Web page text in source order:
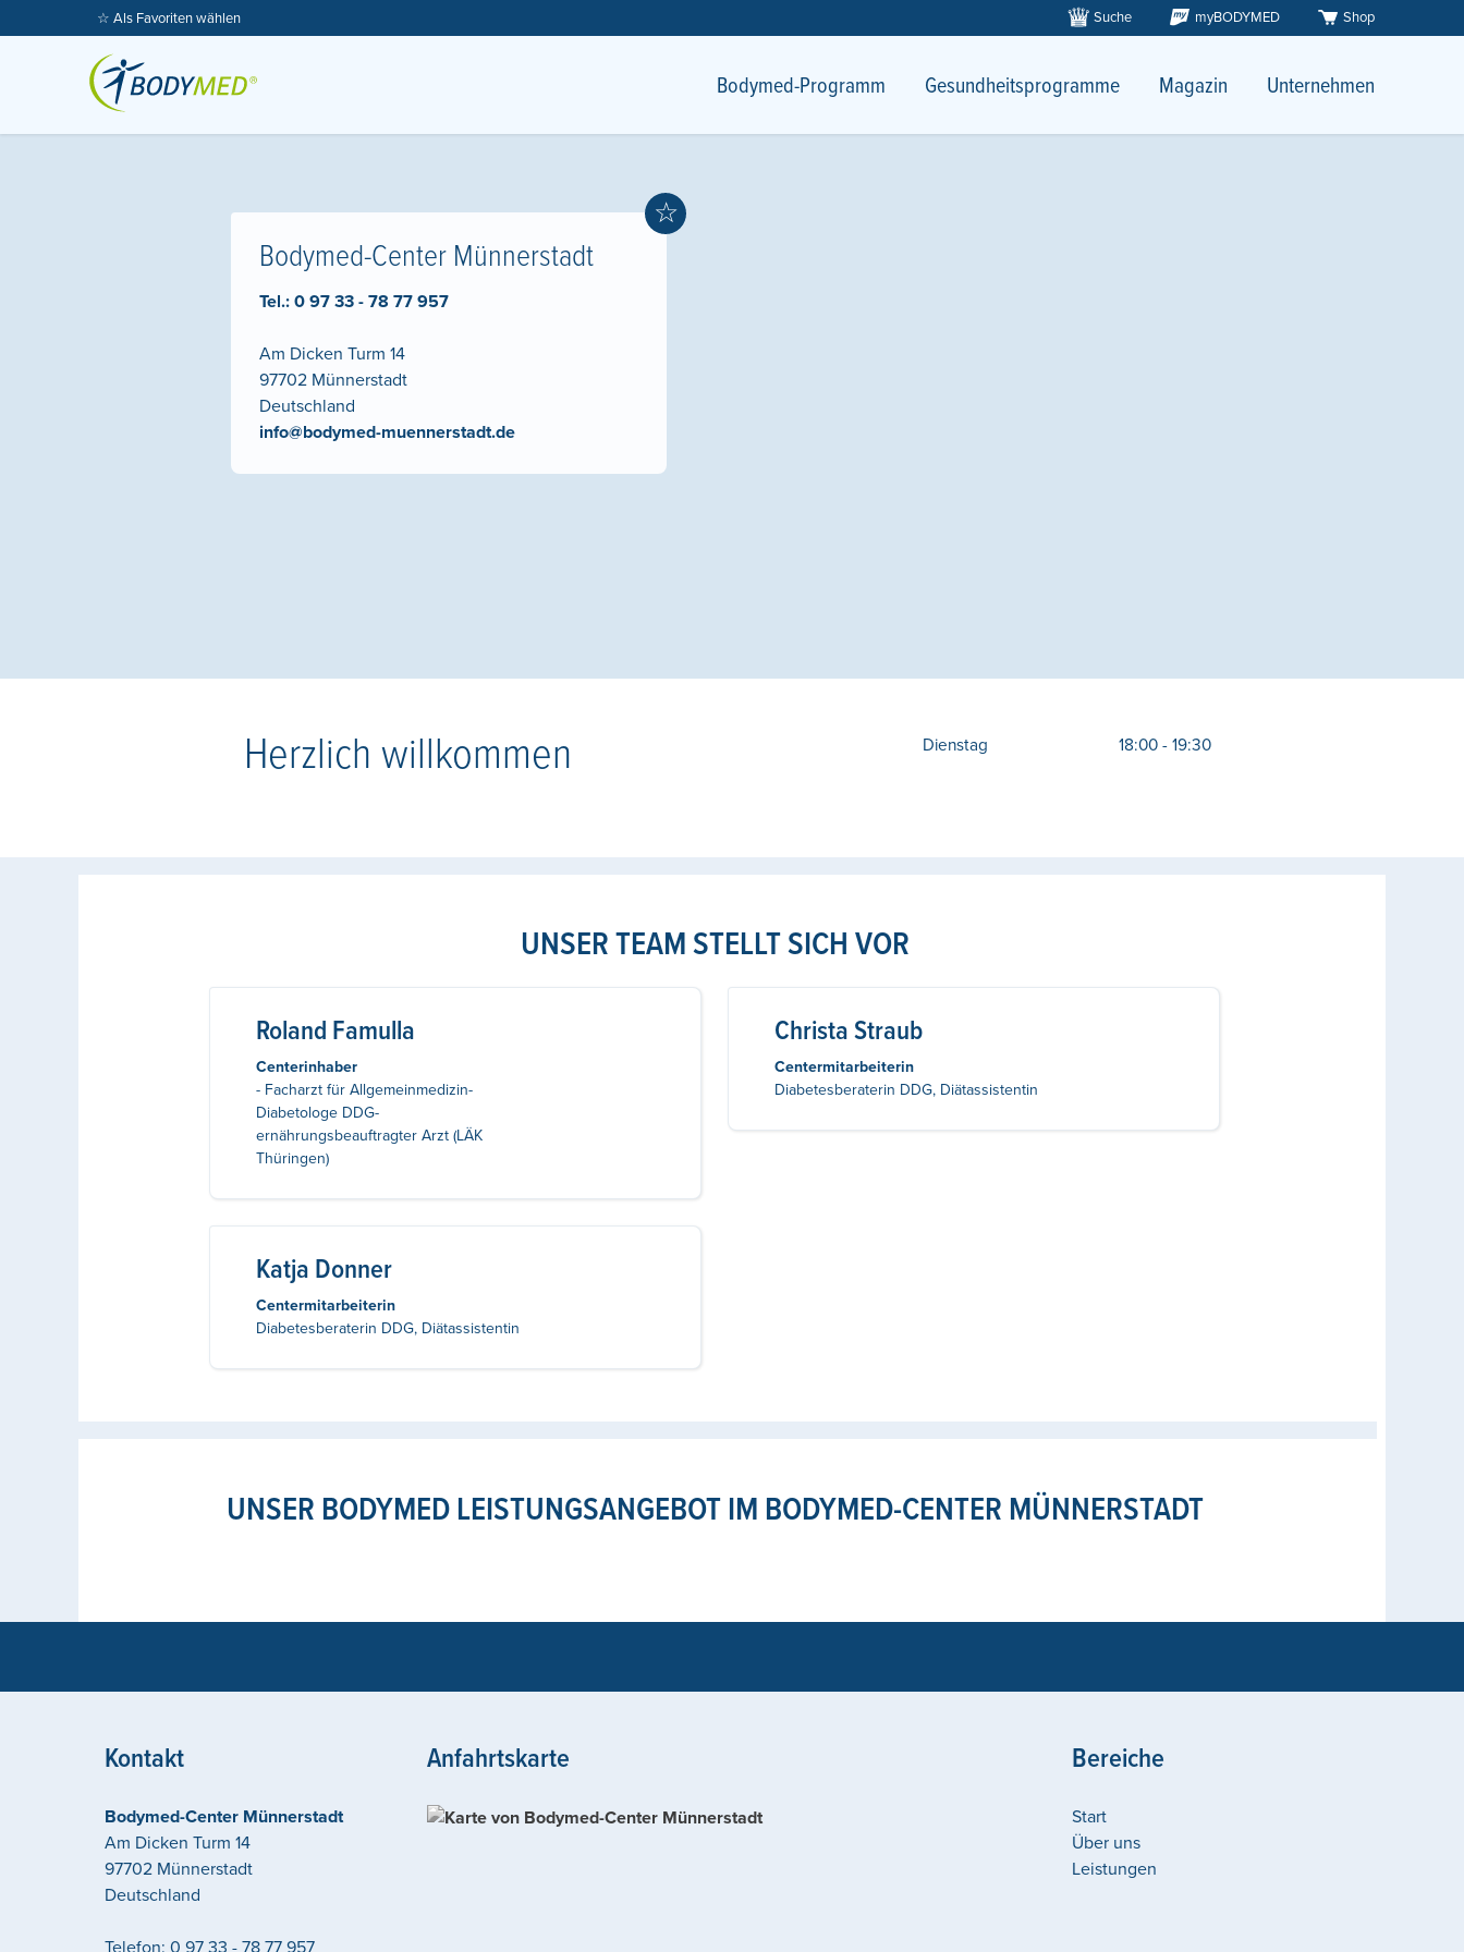
☆ Als Favoriten wählen Suche myBODYMED Shop
Bodymed-Programm Gesundheitsprogramme Magazin Unternehmen
☆
Bodymed-Center Münnerstadt
Tel.: 0 97 33 - 78 77 957
Am Dicken Turm 14
97702 Münnerstadt
Deutschland
info@bodymed-muennerstadt.de
Herzlich willkommen Dienstag 18:00 - 19:30
UNSER TEAM STELLT SICH VOR
Roland Famulla
Centerinhaber
- Facharzt für Allgemeinmedizin-
Diabetologe DDG-
ernährungsbeauftragter Arzt (LÄK
Thüringen)
Christa Straub
Centermitarbeiterin
Diabetesberaterin DDG, Diätassistentin
Katja Donner
Centermitarbeiterin
Diabetesberaterin DDG, Diätassistentin
UNSER BODYMED LEISTUNGSANGEBOT IM BODYMED-CENTER MÜNNERSTADT
Kontakt
Bodymed-Center Münnerstadt
Am Dicken Turm 14
97702 Münnerstadt
Deutschland
Anfahrtskarte Bereiche
Start
Über uns
Leistungen